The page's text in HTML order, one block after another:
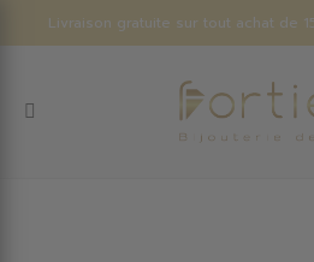
Livraison gratuite sur tout achat de